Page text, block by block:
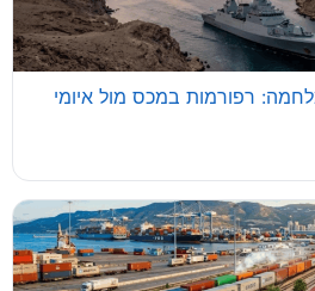
רפורמות במכס מול איומי